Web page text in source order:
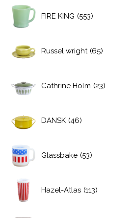
FIRE KING (553)
Russel wright (65)
Cathrine Holm (23)
DANSK (46)
Glassbake (53)
Hazel-Atlas (113)